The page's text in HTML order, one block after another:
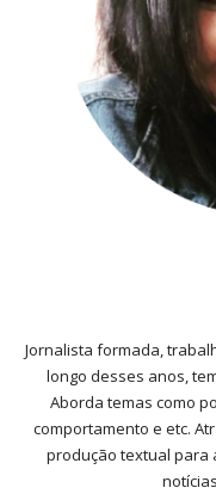
Jornalista formada,
longo desses anos,
Aborda temas como
comportamento e etc.
produção textual para